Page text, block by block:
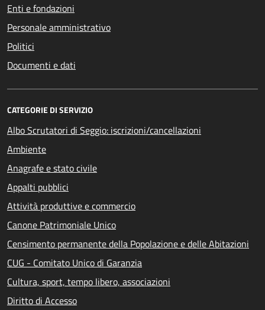
Enti e fondazioni
Personale amministrativo
Politici
Documenti e dati
CATEGORIE DI SERVIZIO
Albo Scrutatori di Seggio: iscrizioni/cancellazioni
Ambiente
Anagrafe e stato civile
Appalti pubblici
Attività produttive e commercio
Canone Patrimoniale Unico
Censimento permanente della Popolazione e delle Abitazioni
CUG - Comitato Unico di Garanzia
Cultura, sport, tempo libero, associazioni
Diritto di Accesso